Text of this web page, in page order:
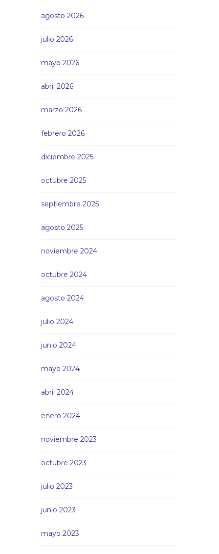
agosto 2026
julio 2026
mayo 2026
abril 2026
marzo 2026
febrero 2026
diciembre 2025
octubre 2025
septiembre 2025
agosto 2025
noviembre 2024
octubre 2024
agosto 2024
julio 2024
junio 2024
mayo 2024
abril 2024
enero 2024
noviembre 2023
octubre 2023
julio 2023
junio 2023
mayo 2023